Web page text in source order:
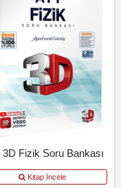
3D Fizik Soru Bankası
Kitap İncele